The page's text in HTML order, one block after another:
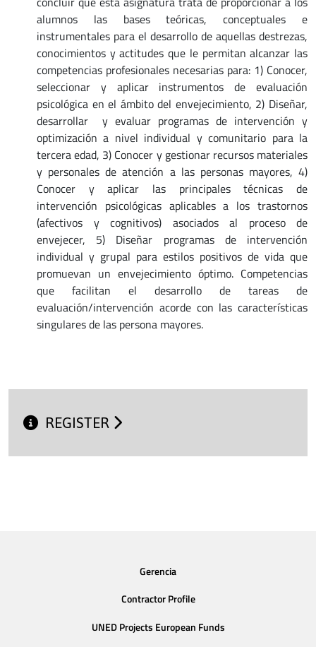
alumnos las bases teóricas, conceptuales e
instrumentales para el desarrollo de aquellas destrezas,
conocimientos y actitudes que le permitan alcanzar las
competencias profesionales necesarias para: 1) Conocer,
seleccionar y aplicar instrumentos de evaluación
psicológica en el ámbito del envejecimiento, 2) Diseñar,
desarrollar y evaluar programas de intervención y
optimización a nivel individual y comunitario para la
tercera edad, 3) Conocer y gestionar recursos materiales
y personales de atención a las personas mayores, 4)
Conocer y aplicar las principales técnicas de
intervención psicológicas aplicables a los trastornos
(afectivos y cognitivos) asociados al proceso de
envejecer, 5) Diseñar programas de intervención
individual y grupal para estilos positivos de vida que
promuevan un envejecimiento óptimo. Competencias
que facilitan el desarrollo de tareas de
evaluación/intervención acorde con las características
singulares de las persona mayores.
REGISTER
Gerencia
Contractor Profile
UNED Projects European Funds